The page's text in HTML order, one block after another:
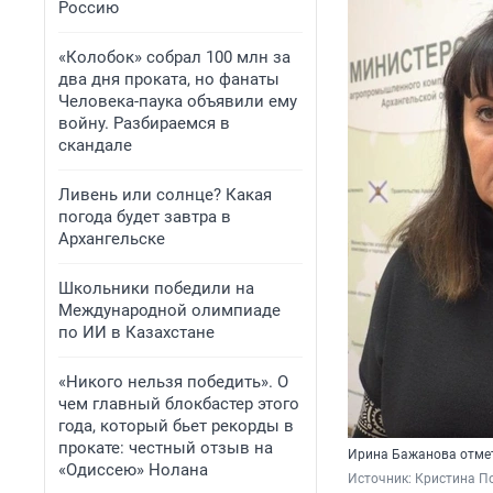
Россию
«Колобок» собрал 100 млн за
два дня проката, но фанаты
Человека-паука объявили ему
войну. Разбираемся в
скандале
Ливень или солнце? Какая
погода будет завтра в
Архангельске
Школьники победили на
Международной олимпиаде
по ИИ в Казахстане
«Никого нельзя победить». О
чем главный блокбастер этого
года, который бьет рекорды в
прокате: честный отзыв на
«Одиссею» Нолана
Ирина Бажанова
Источник: Кристина